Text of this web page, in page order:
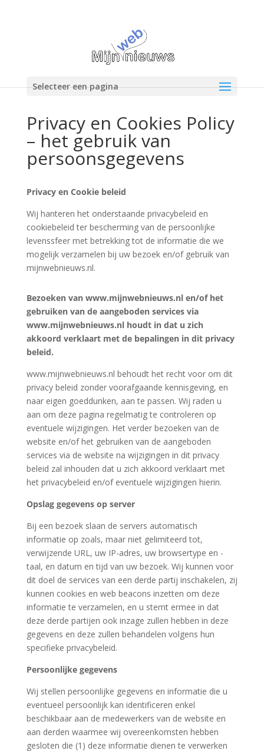
Selecteer een pagina
Privacy en Cookies Policy
– het gebruik van
persoonsgegevens
Privacy en Cookie beleid
Wij hanteren het onderstaande privacybeleid en
cookiebeleid ter bescherming van de persoonlijke
levenssfeer met betrekking tot de informatie die we
mogelijk verzamelen bij uw bezoek en/of gebruik van
mijnwebnieuws.nl.
Bezoeken van www.mijnwebnieuws.nl en/of het
gebruiken van de aangeboden services via
www.mijnwebnieuws.nl houdt in dat u zich
akkoord verklaart met de bepalingen in dit privacy
beleid.
www.mijnwebnieuws.nl behoudt het recht voor om dit
privacy beleid zonder voorafgaande kennisgeving, en
naar eigen goeddunken, aan te passen. Wij raden u
aan om deze pagina regelmatig te controleren op
eventuele wijzigingen. Het verder bezoeken van de
website en/of het gebruiken van de aangeboden
services via de website na wijzigingen in dit privacy
beleid zal inhouden dat u zich akkoord verklaart met
het privacybeleid en/of eventuele wijzigingen hierin.
Opslag gegevens op server
Bij een bezoek slaan de servers automatisch
informatie op zoals, maar niet gelimiteerd tot,
verwijzende URL, uw IP-adres, uw browsertype en -
taal, en datum en tijd van uw bezoek. Wij kunnen voor
dit doel de services van een derde partij inschakelen, zij
kunnen cookies en web beacons inzetten om deze
informatie te verzamelen, en u stemt ermee in dat
deze derde partijen ook inzage zullen hebben in deze
gegevens en deze zullen behandelen volgens hun
specifieke privacybeleid.
Persoonlijke gegevens
Wij stellen persoonlijke gegevens en informatie die u
eventueel persoonlijk kan identificeren enkel
beschikbaar aan de medewerkers van de website en
aan derden waarmee wij overeenkomsten hebben
gesloten die (1) deze informatie dienen te verwerken